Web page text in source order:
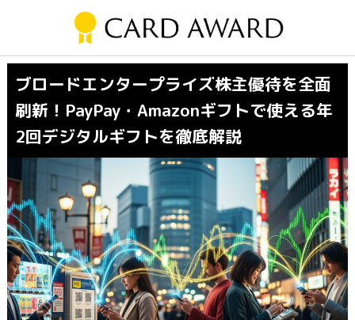
ブロードエンタープライズ株主優待を全面
刷新！PayPay・Amazonギフトで使える年
2回デジタルギフトを徹底解説